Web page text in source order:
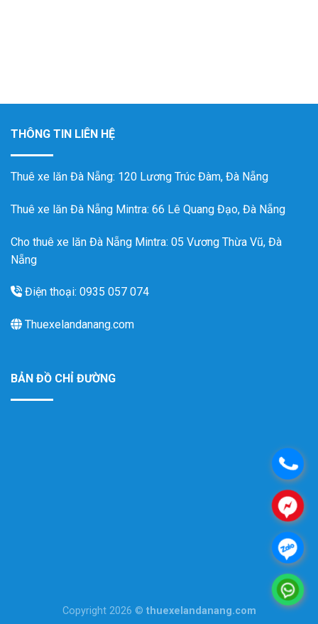
THÔNG TIN LIÊN HỆ
Thuê xe lăn Đà Nẵng: 120 Lương Trúc Đàm, Đà Nẵng
Thuê xe lăn Đà Nẵng Mintra: 66 Lê Quang Đạo, Đà Nẵng
Cho thuê xe lăn Đà Nẵng Mintra: 05 Vương Thừa Vũ, Đà
Nẵng
Điện thoại: 0935 057 074
Thuexelandanang.com
BẢN ĐỒ CHỈ ĐƯỜNG
Copyright 2026 © thuexelandanang.com
.
.
.
.